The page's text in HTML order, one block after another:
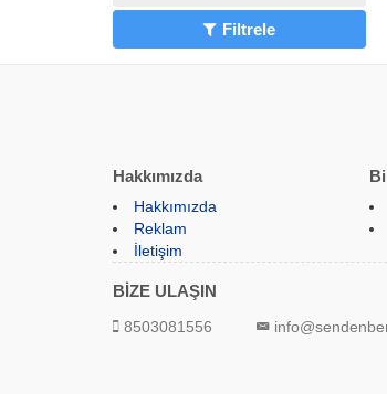
Filtrele
Hakkımızda
Hakkımızda
Reklam
İletişim
BİZE ULAŞIN
8503081556